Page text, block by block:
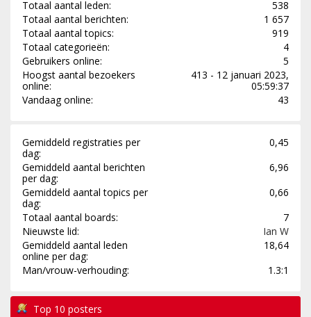
Totaal aantal leden:
538
Totaal aantal berichten:
1 657
Totaal aantal topics:
919
Totaal categorieën:
4
Gebruikers online:
5
Hoogst aantal bezoekers
online:
413 - 12 januari 2023,
05:59:37
Vandaag online:
43
Gemiddeld registraties per
dag:
0,45
Gemiddeld aantal berichten
per dag:
6,96
Gemiddeld aantal topics per
dag:
0,66
Totaal aantal boards:
7
Nieuwste lid:
Ian W
Gemiddeld aantal leden
online per dag:
18,64
Man/vrouw-verhouding:
1.3:1
Top 10 posters